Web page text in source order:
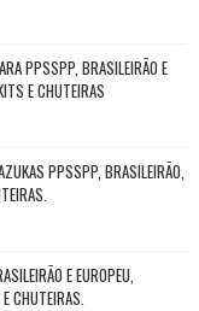
PPSSPP, BRASILEIRÃO E
E CHUTEIRAS
PPSSPP, BRASILEIRÃO,
E EUROPEU,
CHUTEIRAS.